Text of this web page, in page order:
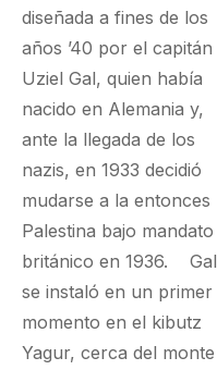
diseñada a fines de los
años ’40 por el capitán
Uziel Gal, quien había
nacido en Alemania y,
ante la llegada de los
nazis, en 1933 decidió
mudarse a la entonces
Palestina bajo mandato
británico en 1936. Gal
se instaló en un primer
momento en el kibutz
Yagur, cerca del monte